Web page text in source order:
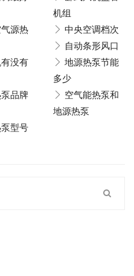
机组
源热
中央空调档次
自动条形风口
没有
地源热泵节能
多少
品牌
空气能热泵和
地源热泵
型号